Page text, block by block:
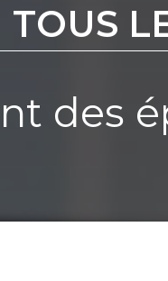
TOUS
des